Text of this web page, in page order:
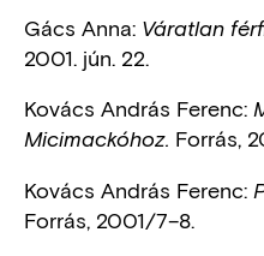
Gács Anna: Váratlan
2001. jún. 22.
Kovács András Ferenc:
Micimackóhoz. Forrás,
Kovács András Ferenc:
Forrás, 2001/7–8.